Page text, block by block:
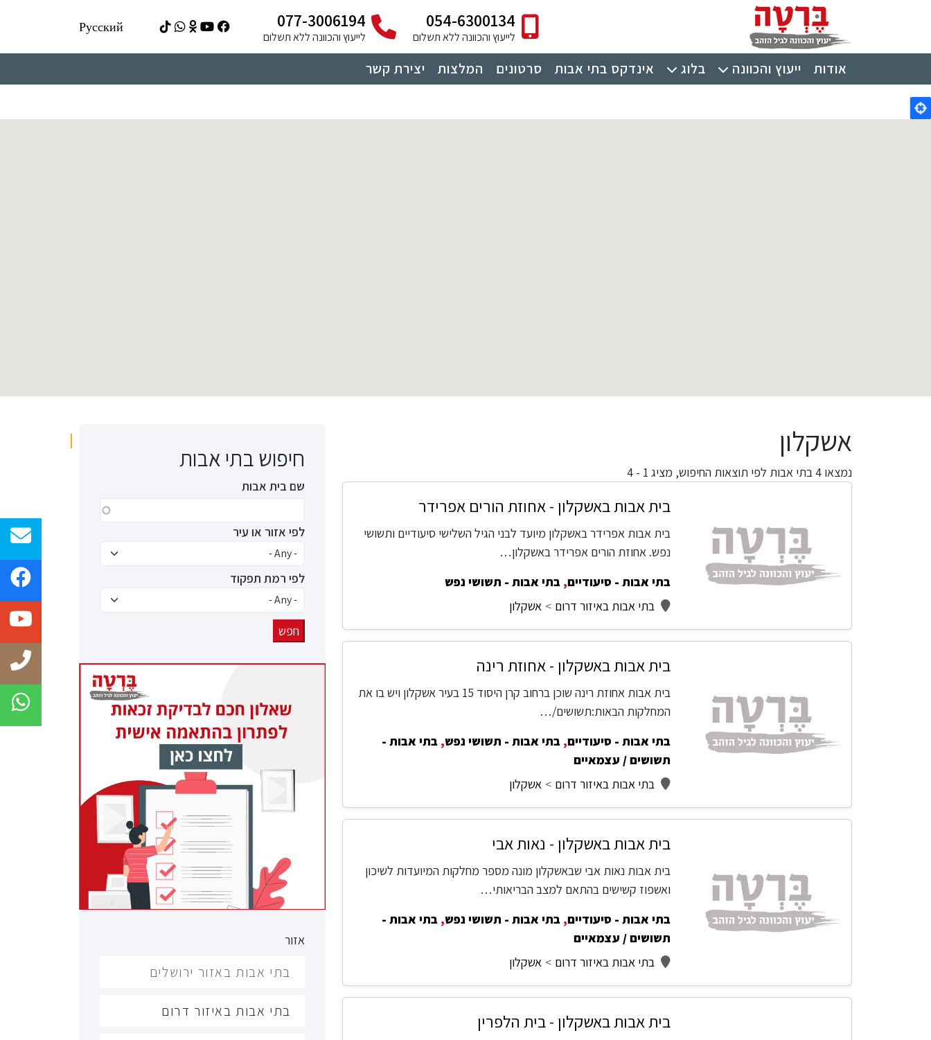
054-6300134
לייעוץ והכוונה ללא תשלום
077-3006194
לייעוץ והכוונה ללא תשלום
Русский
תפריט ראשי
אודות ייעוץ והכוונה בלוג אינדקס בתי אבות סרטונים המלצות יצירת קשר
אשקלון
נמצאו 4בתי אבות לפי תוצאות החיפוש, מציג 1 - 4
בית אבות באשקלון - אחוזת הורים אפרידר
בית אבות אפרידר באשקלון מיועד לבני הגיל השלישי סיעודיים ותשושי
נפש. אחוזת הורים אפרידר באשקלון…
בתי אבות - סיעודיים, בתי אבות - תשושי נפש
בתי אבות באיזור דרום
אשקלון
בית אבות באשקלון - אחוזת רינה
בית אבות אחוזת רינה שוכן ברחוב קרן היסוד 15 בעיר אשקלון ויש בו את
המחלקות הבאות:תשושים/…
בתי אבות - סיעודיים, בתי אבות - תשושי נפש, בתי אבות -
תשושים / עצמאיים
בתי אבות באיזור דרום
אשקלון
בית אבות באשקלון - נאות אבי
בית אבות נאות אבי שבאשקלון מונה מספר מחלקות המיועדות לשיכון
ואשפוז קשישים בהתאם למצב הבריאותי…
בתי אבות - סיעודיים, בתי אבות - תשושי נפש, בתי אבות -
תשושים / עצמאיים
בתי אבות באיזור דרום
אשקלון
בית אבות באשקלון - בית הלפרין
חיפוש בתי אבות
שם בית אבות
לפי אזור או עיר
לפי רמת תפקוד
אזור
בתי אבות באזור ירושלים
בתי אבות באיזור דרום